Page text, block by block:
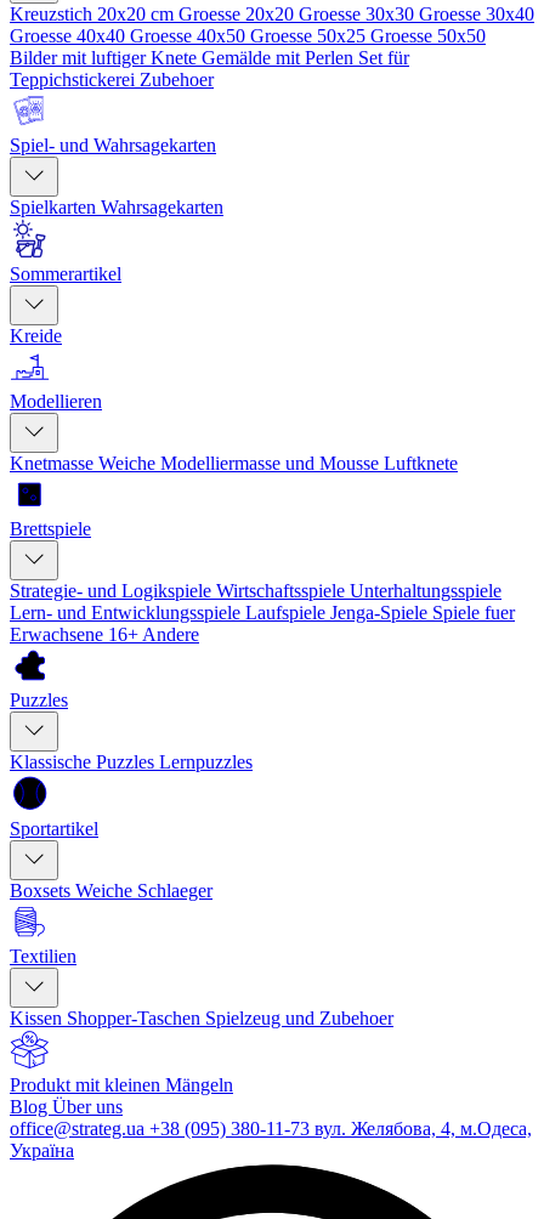
Kreuzstich 20x20 cm Groesse 20x20 Groesse 30x30 Groesse 30x40
Groesse 40x40 Groesse 40x50 Groesse 50x25 Groesse 50x50
Bilder mit luftiger Knete Gemälde mit Perlen Set für
Teppichstickerei Zubehoer
Spiel- und Wahrsagekarten
Spielkarten Wahrsagekarten
Sommerartikel
Kreide
Modellieren
Knetmasse Weiche Modelliermasse und Mousse Luftknete
Brettspiele
Strategie- und Logikspiele Wirtschaftsspiele Unterhaltungsspiele
Lern- und Entwicklungsspiele Laufspiele Jenga-Spiele Spiele fuer
Erwachsene 16+ Andere
Puzzles
Klassische Puzzles Lernpuzzles
Sportartikel
Boxsets Weiche Schlaeger
Textilien
Kissen Shopper-Taschen Spielzeug und Zubehoer
Produkt mit kleinen Mängeln
Blog Über uns
office@strateg.ua +38 (095) 380-11-73 вул. Желябова, 4, м.Одеса,
Україна